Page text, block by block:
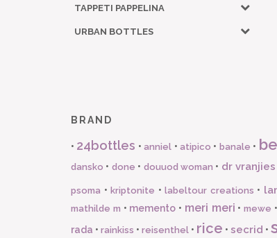
TAPPETI PAPPELINA
URBAN BOTTLES
BRAND
• 24bottles •anniel •atipico • banale •
dansko • done • douuod woman • dr vranjies
psoma •kriptonite •labeltour creations •
mathilde m • memento • meri meri •mewe •
rada • rainkiss • reisenthel • rice • secrid •